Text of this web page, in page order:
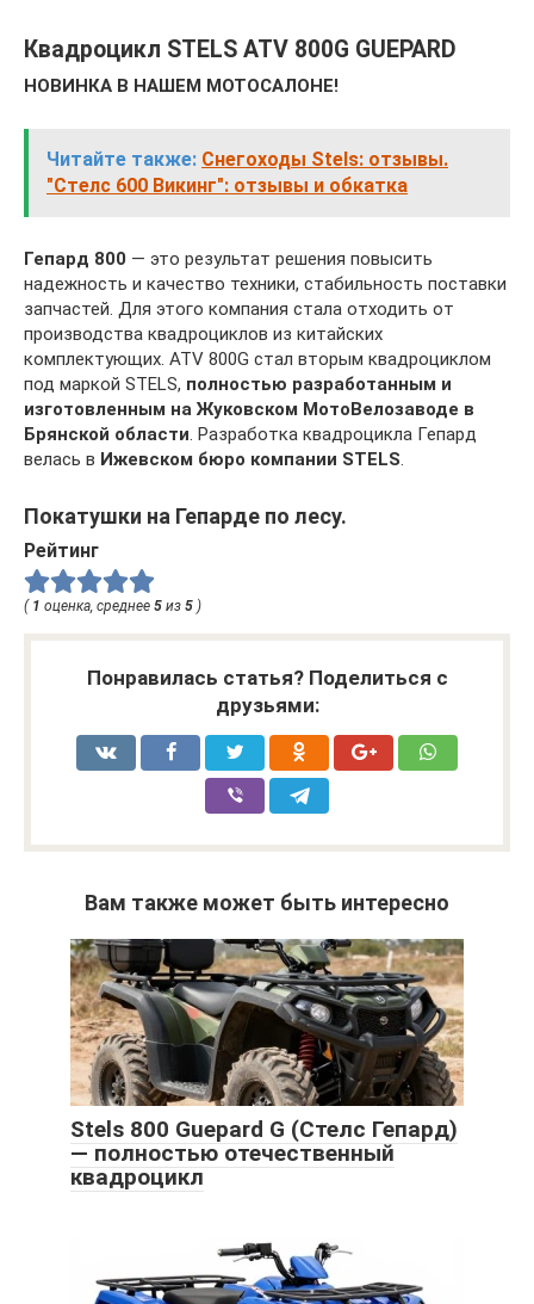
Квадроцикл STELS ATV 800G GUEPARD
НОВИНКА В НАШЕМ МОТОСАЛОНЕ!
Читайте также: Снегоходы Stels: отзывы.
"Стелс 600 Викинг": отзывы и обкатка
Гепард 800 — это результат решения повысить
надежность и качество техники, стабильность поставки
запчастей. Для этого компания стала отходить от
производства квадроциклов из китайских
комплектующих. ATV 800G стал вторым квадроциклом
под маркой STELS, полностью разработанным и
изготовленным на Жуковском МотоВелозаводе в
Брянской области . Разработка квадроцикла Гепард
велась в Ижевском бюро компании STELS
Покатушки на Гепарде по лесу.
Рейтинг
( 1 оценка, среднее 5 из 5 )
Понравилась статья? Поделиться с
друзьями:
Вам также может быть интересно
Stels 800 Guepard G (Стелс Гепард)
— полностью отечественный
квадроцикл